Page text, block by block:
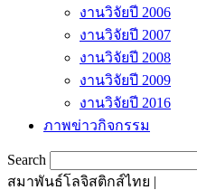
งานวิจัยปี 2006
งานวิจัยปี 2007
งานวิจัยปี 2008
งานวิจัยปี 2009
งานวิจัยปี 2016
ภาพข่าวกิจกรรม
Search
สมาพันธ์โลจิสติกส์ไทย |